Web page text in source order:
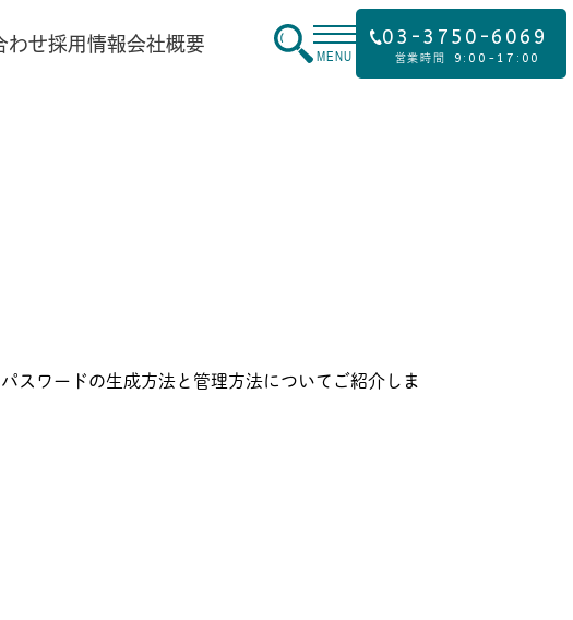
わせ採用情報会社概要
MENU
03-3750-6069
営業時間 9:00-17:00
スワードの生成方法と管理方法についてご紹介しま